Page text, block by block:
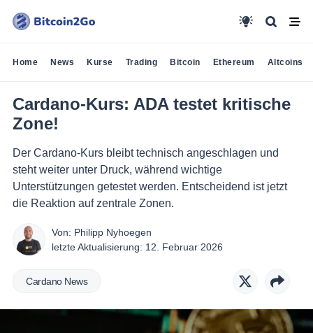
Home News Kurse Trading Bitcoin Ethereum Altcoins
Cardano-Kurs: ADA testet kritische
Zone!
Der Cardano-Kurs bleibt technisch angeschlagen und
steht weiter unter Druck, während wichtige
Unterstützungen getestet werden. Entscheidend ist jetzt
die Reaktion auf zentrale Zonen.
Von: Philipp Nyhoegen
letzte Aktualisierung: 12. Februar 2026
Cardano News